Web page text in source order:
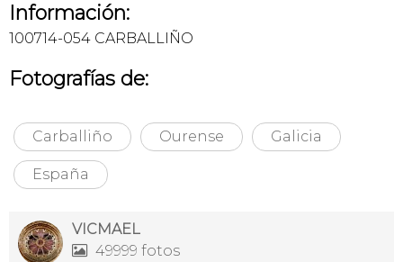
Información:
100714-054 CARBALLIÑO
Fotografías de:
Carballiño Ourense Galicia
España
VICMAEL
 49999 fotos